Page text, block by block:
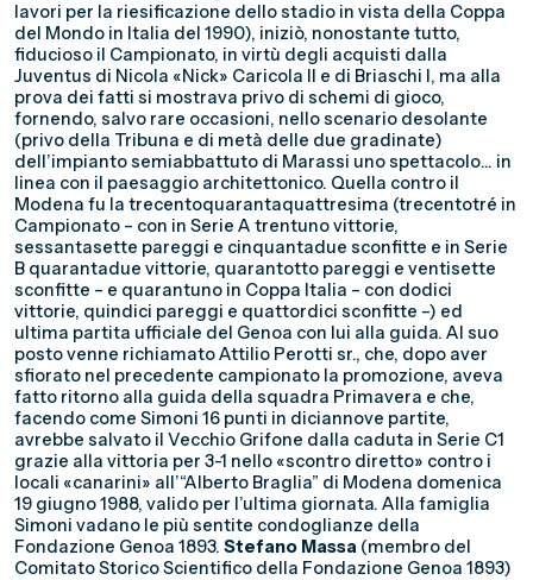
lavori per la riesificazione dello stadio in vista della Coppa
del Mondo in Italia del 1990), iniziò, nonostante tutto,
fiducioso il Campionato, in virtù degli acquisti dalla
Juventus di Nicola «Nick» Caricola II e di Briaschi I, ma alla
prova dei fatti si mostrava privo di schemi di gioco,
fornendo, salvo rare occasioni, nello scenario desolante
(privo della Tribuna e di metà delle due gradinate)
dell’impianto semiabbattuto di Marassi uno spettacolo… in
linea con il paesaggio architettonico. Quella contro il
Modena fu la trecentoquarantaquattresima (trecentotré in
Campionato – con in Serie A trentuno vittorie,
sessantasette pareggi e cinquantadue sconfitte e in Serie
B quarantadue vittorie, quarantotto pareggi e ventisette
sconfitte – e quarantuno in Coppa Italia – con dodici
vittorie, quindici pareggi e quattordici sconfitte –) ed
ultima partita ufficiale del Genoa con lui alla guida. Al suo
posto venne richiamato Attilio Perotti sr., che, dopo aver
sfiorato nel precedente campionato la promozione, aveva
fatto ritorno alla guida della squadra Primavera e che,
facendo come Simoni 16 punti in diciannove partite,
avrebbe salvato il Vecchio Grifone dalla caduta in Serie C1
grazie alla vittoria per 3-1 nello «scontro diretto» contro i
locali «canarini» all’“Alberto Braglia” di Modena domenica
19 giugno 1988, valido per l’ultima giornata. Alla famiglia
Simoni vadano le più sentite condoglianze della
Fondazione Genoa 1893. Stefano Massa (membro del
Comitato Storico Scientifico della Fondazione Genoa 1893)